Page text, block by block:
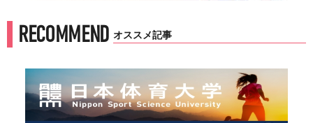
RECOMMEND オススメ記事